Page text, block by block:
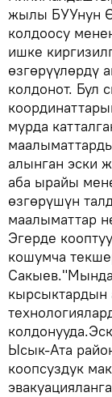
жылы БУУнун
колдоосу
ишке
өзгөрүүлөрдү
колдонот. Бул
мурда
алынган эски
аба ырайы
өзгөрүшүн
маалыматтар
Эгерде
кошумча
кырсыктардын
Ысык-Ата
коопсуздук